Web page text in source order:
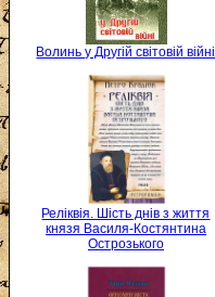
Волинь у Другій світовій війні
Реліквія. Шість днів з життя
князя Василя-Костянтина
Острозького